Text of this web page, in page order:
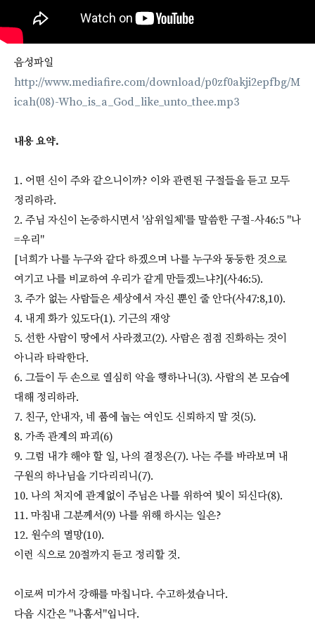
음성파일
http://www.mediafire.com/download/p0zf0akji2epfbg/M
icah(08)-Who_is_a_God_like_unto_thee.mp3
내용 요약.
1. 어떤 신이 주와 같으니이까? 이와 관련된 구절들을 듣고 모두
정리하라.
2. 주님 자신이 논증하시면서 '삼위일체'를 말씀한 구절-사46:5 "나
=우리"
[너희가 나를 누구와 같다 하겠으며 나를 누구와 동등한 것으로
여기고 나를 비교하여 우리가 같게 만들겠느냐?](사46:5).
3. 주가 없는 사람들은 세상에서 자신 뿐인 줄 안다(사47:8,10).
4. 내게 화가 있도다(1). 기근의 재앙
5. 선한 사람이 땅에서 사라졌고(2). 사람은 점점 진화하는 것이
아니라 타락한다.
6. 그들이 두 손으로 열심히 악을 행하나니(3). 사람의 본 모습에
대해 정리하라.
7. 친구, 안내자, 네 품에 눕는 여인도 신뢰하지 말 것(5).
8. 가족 관계의 파괴(6)
9. 그럼 내갸 해야 할 일, 나의 결정은(7). 나는 주를 바라보며 내
구원의 하나님을 기다리리니(7).
10. 나의 처지에 관계없이 주님은 나를 위하여 빛이 되신다(8).
11. 마침내 그분께서(9) 나를 위해 하시는 일은?
12. 원수의 멸망(10).
이런 식으로 20절까지 듣고 정리할 것.
이로써 미가서 강해를 마칩니다. 수고하셨습니다.
다음 시간은 "나훔서"입니다.